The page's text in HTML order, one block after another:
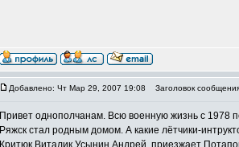
Добавлено: Чт Мар 29, 2007 19:08 Заголовок
Привет однополчанам. Всю военную жизнь с 1978
Ряжск стал родным домом. А какие лётчики-
Критюк Виталик.Усынин Андрей, приезжает